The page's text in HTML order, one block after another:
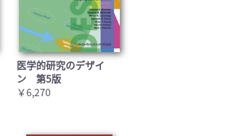
医学的研究のデザイ
ン 第5版
￥6,270